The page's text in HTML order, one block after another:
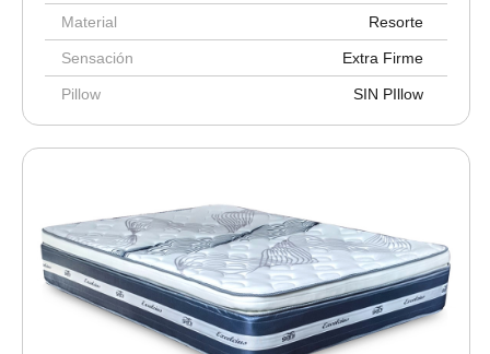
Material Resorte
Sensación Extra Firme
Pillow SIN PIllow